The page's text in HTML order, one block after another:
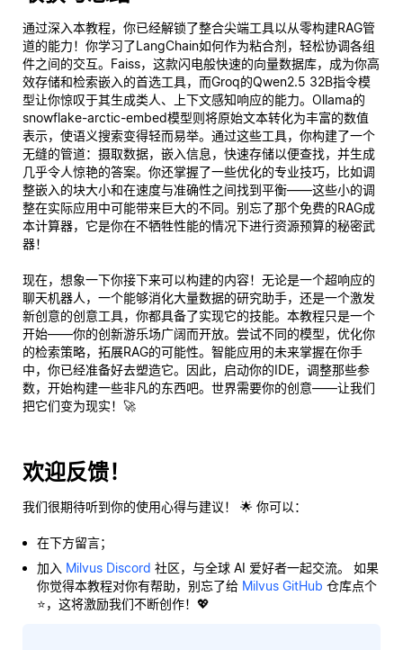
通过深入本教程，你已经解锁了整合尖端工具以从零构建RAG管
道的能力！你学习了LangChain如何作为粘合剂，轻松协调各组
件之间的交互。Faiss，这款闪电般快速的向量数据库，成为你高
效存储和检索嵌入的首选工具，而Groq的Qwen2.5 32B指令模
型让你惊叹于其生成类人、上下文感知响应的能力。Ollama的
snowflake-arctic-embed模型则将原始文本转化为丰富的数值
表示，使语义搜索变得轻而易举。通过这些工具，你构建了一个
无缝的管道：摄取数据，嵌入信息，快速存储以便查找，并生成
几乎令人惊艳的答案。你还掌握了一些优化的专业技巧，比如调
整嵌入的块大小和在速度与准确性之间找到平衡——这些小的调
整在实际应用中可能带来巨大的不同。别忘了那个免费的RAG成
本计算器，它是你在不牺牲性能的情况下进行资源预算的秘密武
器！
现在，想象一下你接下来可以构建的内容！无论是一个超响应的
聊天机器人，一个能够消化大量数据的研究助手，还是一个激发
新创意的创意工具，你都具备了实现它的技能。本教程只是一个
开始——你的创新游乐场广阔而开放。尝试不同的模型，优化你
的检索策略，拓展RAG的可能性。智能应用的未来掌握在你手
中，你已经准备好去塑造它。因此，启动你的IDE，调整那些参
数，开始构建一些非凡的东西吧。世界需要你的创意——让我们
把它们变为现实！🚀
欢迎反馈！
我们很期待听到你的使用心得与建议！ 🌟 你可以：
在下方留言；
加入 Milvus Discord 社区，与全球 AI 爱好者一起交流。 如果
你觉得本教程对你有帮助，别忘了给 Milvus GitHub 仓库点个
⭐，这将激励我们不断创作！💖